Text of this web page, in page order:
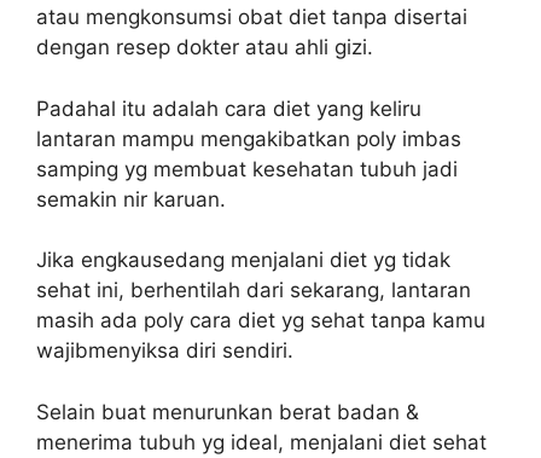
atau mengkonsumsi obat diet tanpa disertai
dengan resep dokter atau ahli gizi.
Padahal itu adalah cara diet yang keliru
lantaran mampu mengakibatkan poly imbas
samping yg membuat kesehatan tubuh jadi
semakin nir karuan.
Jika engkausedang menjalani diet yg tidak
sehat ini, berhentilah dari sekarang, lantaran
masih ada poly cara diet yg sehat tanpa kamu
wajibmenyiksa diri sendiri.
Selain buat menurunkan berat badan &
menerima tubuh yg ideal, menjalani diet sehat